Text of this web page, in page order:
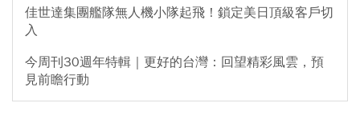
佳世達集團艦隊無人機小隊起飛！鎖定美日頂級客戶切
入
今周刊30週年特輯｜更好的台灣：回望精彩風雲，預
見前瞻行動